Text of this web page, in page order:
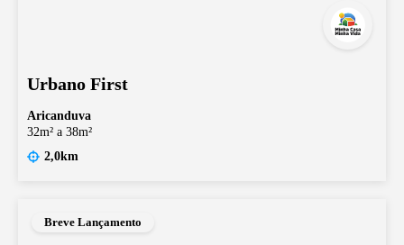
Urbano First
Aricanduva
32m² a 38m²
2,0km
Breve Lançamento